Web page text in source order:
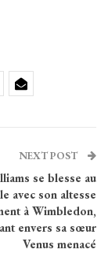
NEXT POST
se blesse au
avec son altesse
à Wimbledon,
envers sa sœur
Venus menacé